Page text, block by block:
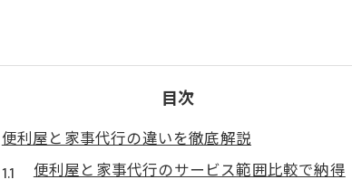
目次
便利屋と家事代行の違いを徹底解説
便利屋と家事代行のサービス範囲比較で納得